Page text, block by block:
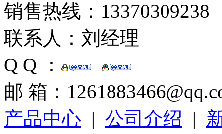
销售热线：13370309238
联系人：刘经理
Q Q ：
邮 箱：
产品中心 | 公司介绍 |